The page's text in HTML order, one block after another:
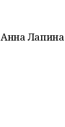
Анна Лапина